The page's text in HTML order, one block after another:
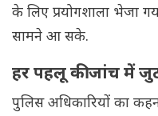
के लिए प्रयोगशाला भेजा
सामने आ सके.
हर पहलू की जांच में
पुलिस अधिकारियों का